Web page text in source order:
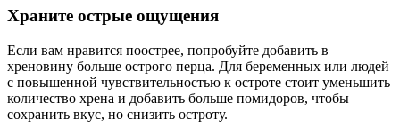
Храните острые ощущения
Если вам нравится поострее, попробуйте добавить в
хреновину больше острого перца. Для беременных или людей
с повышенной чувствительностью к остроте стоит уменьшить
количество хрена и добавить больше помидоров, чтобы
сохранить вкус, но снизить остроту.